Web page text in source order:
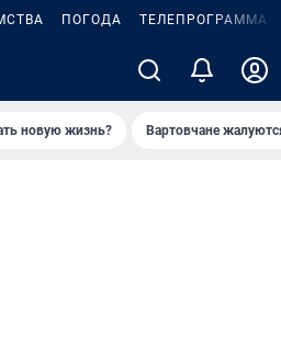
ПОГОДА ТЕЛЕПРОГРАММА
новую жизнь? Вартовчане